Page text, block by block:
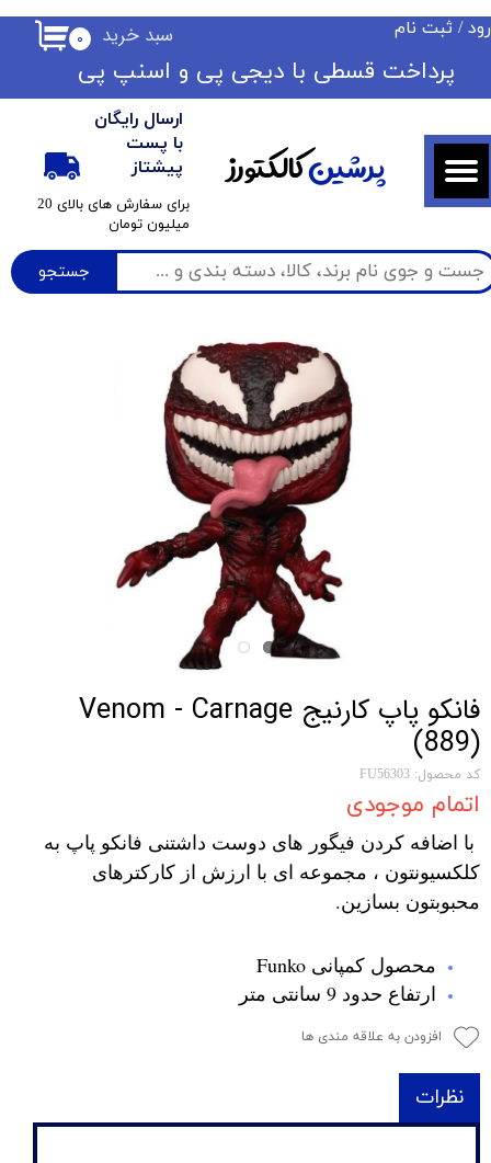
جستجو
ارسال رایگان
با پست
پیشتاز
​برای سفارش های بالای 20
میلیون تومان
۰ سبد خرید / ثبت نام
حساب کاربری من
تغییر گذر واژه
سفارشات
خروج از حساب کاربری
​​پرداخت قسطی با دیجی پی ​​​​​​​و اسنپ پی
پرشینکالکتورز
فانکو پاپ کارنیج Venom - Carnage
(889)
کد محصول: FU56303
اتمام موجودی
با اضافه کردن فیگور های دوست داشتنی فانکو پاپ به
کلکسیونتون ، مجموعه ای با ارزش از کارکترهای
محبوبتون بسازین.
محصول کمپانی Funko
ارتفاع حدود 9 سانتی متر
افزودن به علاقه مندی ها
نظرات